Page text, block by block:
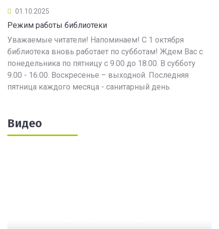
01.10.2025
Режим работы библиотеки
Уважаемые читатели! Напоминаем! С 1 октября
библиотека вновь работает по субботам! Ждем Вас с
понедельника по пятницу с 9.00 до 18.00. В субботу
9.00 - 16.00. Воскресенье – выходной. Последняя
пятница каждого месяца - санитарный день.
Видео